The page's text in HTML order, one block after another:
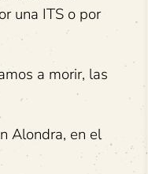
una ITS o por
a morir, las
Alondra, en el